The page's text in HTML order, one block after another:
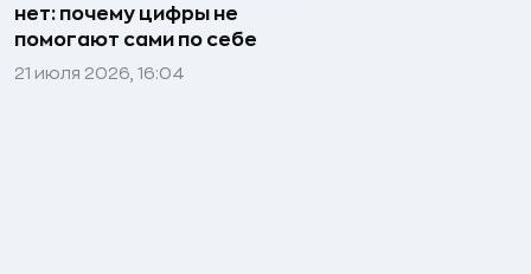
нет: почему цифры не
помогают сами по себе
21 июля 2026, 16:04